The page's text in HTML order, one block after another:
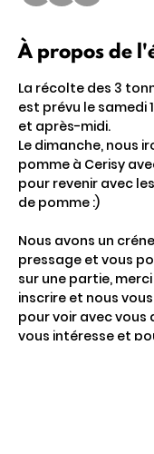
À propos de
La récolte des 3
est prévu le samedi
et après-midi.
Le dimanche, nous
pomme à Cerisy
pour revenir avec
de pomme :)
Nous avons un
pressage et vous
sur une partie,
inscrire et nous
pour voir avec vous
vous intéresse et